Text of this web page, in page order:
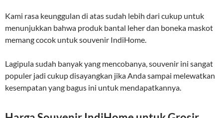
Kami rasa keunggulan di atas sudah lebih dari cukup untuk
menunjukkan bahwa produk bantal leher dan boneka maskot
memang cocok untuk souvenir IndiHome.
Lagipula sudah banyak yang mencobanya, souvenir ini sangat
populer jadi cukup disayangkan jika Anda sampai melewatkan
kesempatan yang bagus ini untuk mendapatkannya.